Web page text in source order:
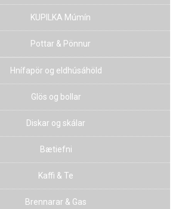
KUPILKA Múmín
Pottar & Pönnur
Hnífapör og eldhúsáhöld
Glös og bollar
Diskar og skálar
Bætiefni
Kaffi & Te
Brennarar & Gas